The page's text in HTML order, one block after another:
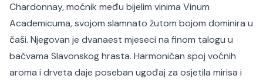
Chardonnay, moćnik među bijelim vinima Vinum
Academicuma, svojom slamnato žutom bojom dominira u
čaši. Njegovan je dvanaest mjeseci na finom talogu u
bačvama Slavonskog hrasta. Harmoničan spoj voćnih
aroma i drveta daje poseban ugođaj za osjetila mirisa i